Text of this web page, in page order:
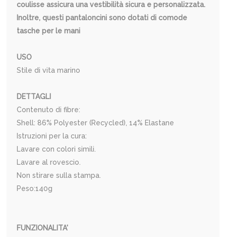
coulisse assicura una vestibilità sicura e personalizzata.
Inoltre, questi pantaloncini sono dotati di comode
tasche per le mani
USO
Stile di vita marino
DETTAGLI
Contenuto di fibre:
Shell: 86% Polyester (Recycled), 14% Elastane
Istruzioni per la cura:
Lavare con colori simili.
Lavare al rovescio.
Non stirare sulla stampa.
Peso:140g
FUNZIONALITA'